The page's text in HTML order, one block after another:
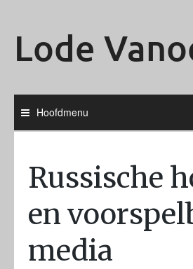
Lode
Hoofdmenu
Russische
en
media